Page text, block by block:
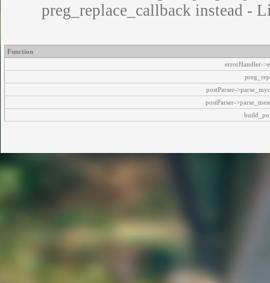
preg_replace_callback instead -
Function
errorHandler-
postParser-
postParser-